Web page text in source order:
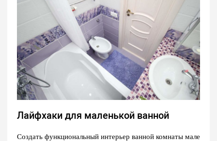
Лайфхаки для маленькой ванной
Создать функциональный интерьер ванной комнаты мале